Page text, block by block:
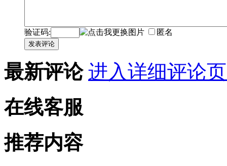
验证码: 匿名
发表评论
最新评论 进入详细评论
在线客服
推荐内容